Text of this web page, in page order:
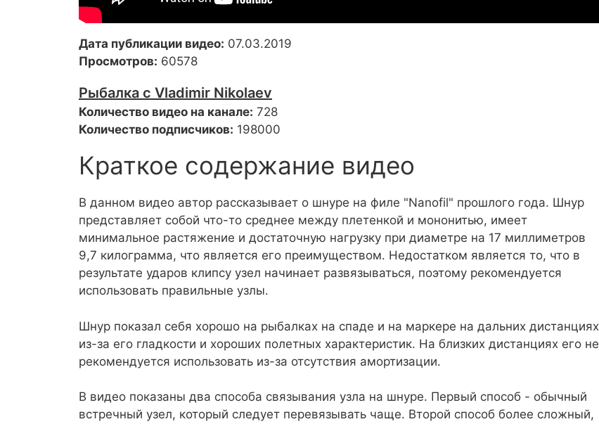
Дата публикации видео: 07.03.2019
Просмотров: 60578
Рыбалка с Vladimir Nikolaev
Количество видео на канале: 728
Количество подписчиков: 198000
Краткое содержание видео
В данном видео автор рассказывает о шнуре на филе "Nanofil" прошлого года. Шнур
представляет собой что-то среднее между плетенкой и мононитью, имеет
минимальное растяжение и достаточную нагрузку при диаметре на 17 миллиметров
9,7 килограмма, что является его преимуществом. Недостатком является то, что в
результате ударов клипсу узел начинает развязываться, поэтому рекомендуется
использовать правильные узлы.
Шнур показал себя хорошо на рыбалках на спаде и на маркере на дальних дистанциях
из-за его гладкости и хороших полетных характеристик. На близких дистанциях его не
рекомендуется использовать из-за отсутствия амортизации.
В видео показаны два способа связывания узла на шнуре. Первый способ - обычный
встречный узел, который следует перевязывать чаще. Второй способ более сложный,